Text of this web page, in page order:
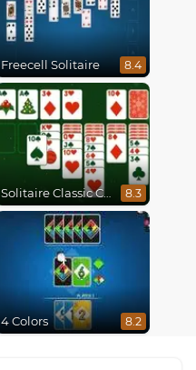
Freecell Solitaire 8.4
Solitaire Classic Christmas 8.3
4 Colors 8.2